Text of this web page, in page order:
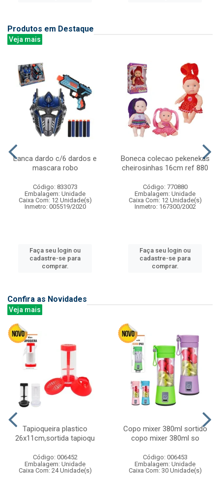
Produtos em Destaque
Veja mais
Lanca dardo c/6 dardos e
mascara robo
Código: 833073
Embalagem: Unidade
Caixa Com: 12 Unidade(s)
Inmetro: 005519/2020
Faça seu login ou
cadastre-se para
comprar.
Boneca colecao pekenekas
cheirosinhas 16cm ref 880
Código: 770880
Embalagem: Unidade
Caixa Com: 12 Unidade(s)
Inmetro: 167300/2002
Faça seu login ou
cadastre-se para
comprar.
Confira as Novidades
Veja mais
Tapioqueira plastico
26x11cm,sortida tapioqu
Código: 006452
Embalagem: Unidade
Caixa Com: 24 Unidade(s)
Copo mixer 380ml sortido
copo mixer 380ml so
Código: 006453
Embalagem: Unidade
Caixa Com: 30 Unidade(s)